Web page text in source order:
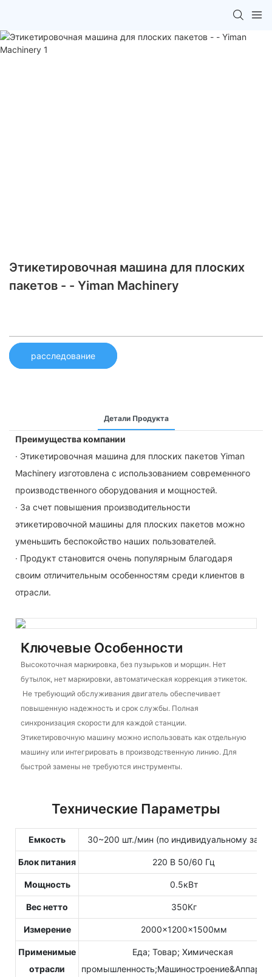
Этикетировочная машина для плоских
пакетов - - Yiman Machinery
расследование
Детали Продукта
Преимущества компании
· Этикетировочная машина для плоских пакетов Yiman
Machinery изготовлена ​​с использованием современного
производственного оборудования и мощностей.
· За счет повышения производительности
этикетировочной машины для плоских пакетов можно
уменьшить беспокойство наших пользователей.
· Продукт становится очень популярным благодаря
своим отличительным особенностям среди клиентов в
отрасли.
Ключевые Особенности
Высокоточная маркировка, без пузырьков и морщин. Нет
бутылок, нет маркировки, автоматическая коррекция этикеток.
Не требующий обслуживания двигатель обеспечивает
повышенную надежность и срок службы. Полная
синхронизация скорости для каждой станции.
Этикетировочную машину можно использовать как отдельную
машину или интегрировать в производственную линию. Для
быстрой замены не требуются инструменты.
Технические Параметры
Емкость 30~200 шт./мин (по индивидуальному
Блок питания 220 В 50/60 Гц
Мощность 0.5кВт
Вес нетто 350Кг
Измерение 2000×1200×1500мм
Применимые
отрасли
Еда; Товар; Химическая